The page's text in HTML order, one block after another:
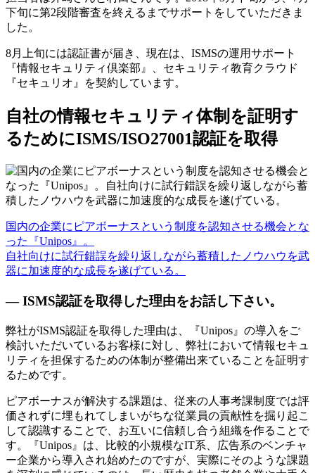
下旬に第2段階審査を終えるまでサポートをしていただきま
した。
8月上旬には認証書が届き、現在は、ISMSの運用サポート
『情報セキュリティ倶楽部』、セキュリティ教育クラウド
『セキュリオ』を契約しています。
自社の情報セキュリティ体制を証明す
るためにISMS/ISO27001認証を取得
国内の企業にピアボーナスという制度を認知させる機会とな
った『Unipos』。
自社向けに試行錯誤を繰り返しながら蓄積したノウハウを武
器に加速度的な成長を遂げている。
— ISMS認証を取得した理由をお話し下さい。
弊社がISMS認証を取得した理由は、『Unipos』の導入をご
検討いただいているお客様に対し、弊社において情報セキュ
リティを担保するための体制が整備出来ていることを証明す
るためです。
ピアボーナスが解決する課題は、従来の人事考課制度では評
価されずに埋もれてしまいがちな従業員の貢献性を掘り起こ
して認識することで、お互いに信頼し合う組織を作ることで
す。『Unipos』は、比較的小規模なIT系、広告系のベンチャ
ー企業から導入され始めたのですが、実際にそのような課題